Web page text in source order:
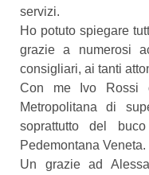
servizi.
Ho potuto spiegare
grazie a numerosi
consigliari, ai tanti
Con me Ivo Rossi
Metropolitana di
soprattutto del
Pedemontana Veneta.
Un grazie ad